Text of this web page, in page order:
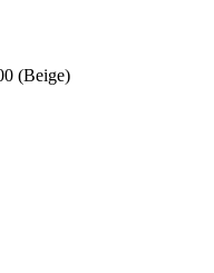
(Beige)